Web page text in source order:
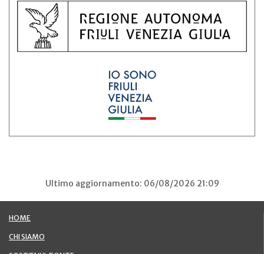
Ultimo aggiornamento: 06/08/2026 21:09
HOME
CHI SIAMO